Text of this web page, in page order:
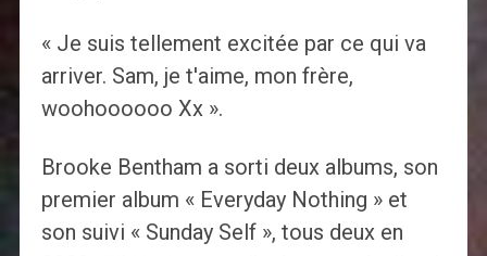
« Je suis tellement excitée par ce qui va
arriver. Sam, je t'aime, mon frère,
woohoooooo Xx ».
Brooke Bentham a sorti deux albums, son
premier album « Everyday Nothing » et
son suivi « Sunday Self », tous deux en